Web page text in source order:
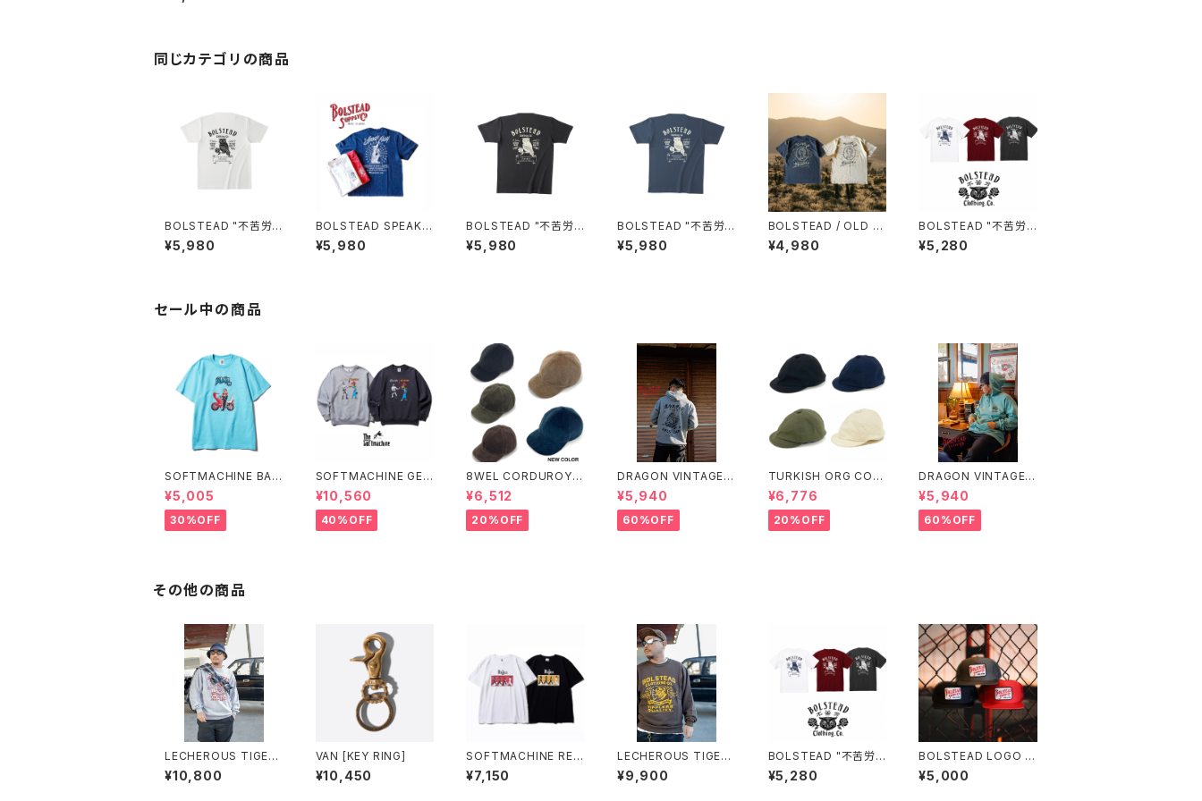
同じカテゴリの商品
BOLSTEAD "不苦労"
HENRY NECK T-SHI
RT (NATURAL)
¥5,980
BOLSTEAD SPEAK E
ASY FEADE T-SHIRT
¥5,980
BOLSTEAD "不苦労"
HENRY NECK T-SHI
RT (V.BLACK)
¥5,980
BOLSTEAD "不苦労"
HENRY NECK T-SHI
RT (DENIM)
¥5,980
BOLSTEAD / OLD L
ADY (SLATE & NATU
RAL)
¥4,980
BOLSTEAD "不苦労
(フクロウ)" 6.2oz S/S
T-SHIRT (3色展開)
¥5,280
セール中の商品
SOFTMACHINE BAR
I BARI-T (T-SHIRT
S)
¥5,005
30%OFF
SOFTMACHINE GEN
ERATION SWEAT (C
REW NECK SWEAT)
¥10,560
40%OFF
8WEL CORDUROY C
AP
¥6,512
20%OFF
DRAGON VINTAGE
HOODIE(GRAY)
¥5,940
60%OFF
TURKISH ORG COT
TON RIPSTOP POS
TMAN
¥6,776
20%OFF
DRAGON VINTAGE
HOODIE (MINT)
¥5,940
60%OFF
その他の商品
LECHEROUS TIGER
RAGLAN SLEEVE SW
EAT(GRAY)
¥10,800
VAN [KEY RING]
¥10,450
SOFTMACHINE REB
ELS TEE
¥7,150
LECHEROUS TIGER
L/S SWEAT(BROW
N)
¥9,900
BOLSTEAD "不苦労
(フクロウ)" 6.2oz S/S
T-SHIRT (3色展開)
¥5,280
BOLSTEAD LOGO M
ESHCAP(3カラー) メ
ッシュキャップ
¥5,000